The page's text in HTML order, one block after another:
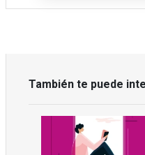
También te puede